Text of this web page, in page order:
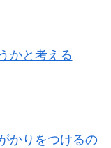
かと考える
かりをつけるの